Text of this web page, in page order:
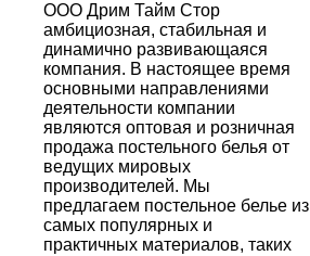
ООО Дрим Тайм Стор
амбициозная, стабильная и
динамично развивающаяся
компания. В настоящее время
основными направлениями
деятельности компании
являются оптовая и розничная
продажа постельного белья от
ведущих мировых
производителей. Мы
предлагаем постельное белье из
самых популярных и
практичных материалов, таких